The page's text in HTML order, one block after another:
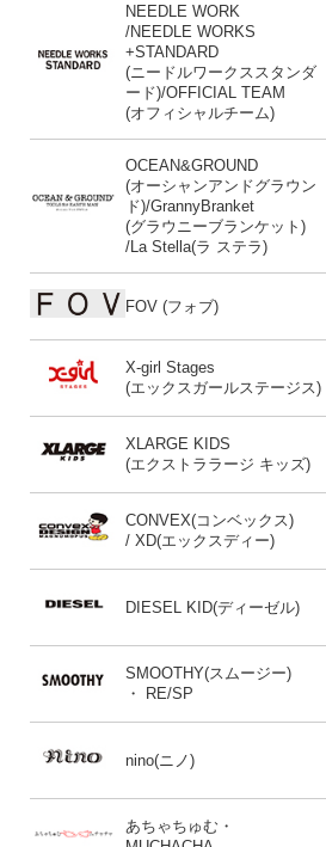
NEEDLE WORK
/NEEDLE WORKS
+STANDARD
(ニードルワークススタンダ
ード)/OFFICIAL TEAM
(オフィシャルチーム)
OCEAN&GROUND
(オーシャンアンドグラウン
ド)/GrannyBranket
(グラウニーブランケット)
/La Stella(ラ ステラ)
FOV (フォブ)
X-girl Stages
(エックスガールステージス)
XLARGE KIDS
(エクストララージ キッズ)
CONVEX(コンベックス)
/ XD(エックスディー)
DIESEL KID(ディーゼル)
SMOOTHY(スムージー)
・ RE/SP
nino(ニノ)
あちゃちゅむ・